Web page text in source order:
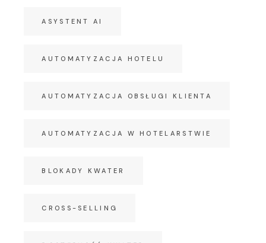
ASYSTENT AI
AUTOMATYZACJA HOTELU
AUTOMATYZACJA OBSŁUGI KLIENTA
AUTOMATYZACJA W HOTELARSTWIE
BLOKADY KWATER
CROSS-SELLING